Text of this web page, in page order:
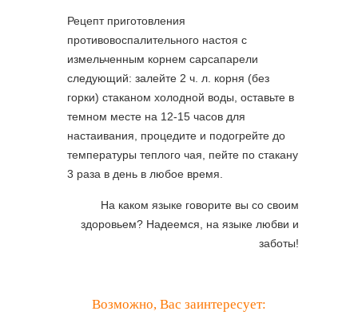
Рецепт приготовления
противовоспалительного настоя с
измельченным корнем сарсапарели
следующий: залейте 2 ч. л. корня (без
горки) стаканом холодной воды, оставьте в
темном месте на 12-15 часов для
настаивания, процедите и подогрейте до
температуры теплого чая, пейте по стакану
3 раза в день в любое время.
На каком языке говорите вы со своим
здоровьем? Надеемся, на языке любви и
заботы!
Возможно, Вас заинтересует: